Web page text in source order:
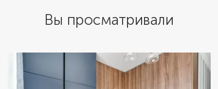
Вы просматривали